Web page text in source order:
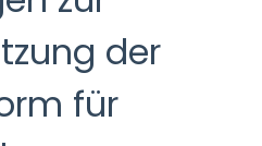
der
für